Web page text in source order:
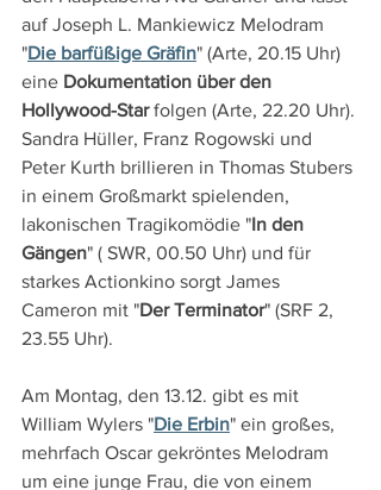
auf Joseph L. Mankiewicz Melodram
"Die barfüßige Gräfin" (Arte, 20.15 Uhr)
eine Dokumentation über den
Hollywood-Star folgen (Arte, 22.20 Uhr).
Sandra Hüller, Franz Rogowski und
Peter Kurth brillieren in Thomas Stubers
in einem Großmarkt spielenden,
lakonischen Tragikomödie "In den
Gängen" ( SWR, 00.50 Uhr) und für
starkes Actionkino sorgt James
Cameron mit "Der Terminator" (SRF 2,
23.55 Uhr).
Am Montag, den 13.12. gibt es mit
William Wylers "Die Erbin" ein großes,
mehrfach Oscar gekröntes Melodram
um eine junge Frau, die von einem